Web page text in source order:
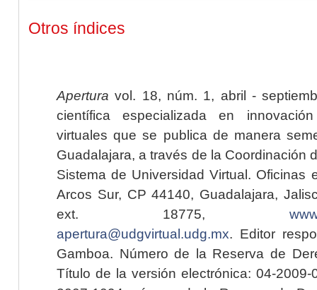
Otros índices
Apertura vol. 18, núm. 1, abril -
científica especializada en
virtuales que se publica de manera
Guadalajara, a través de la Coordinación
Sistema de Universidad Virtual. Oficinas
Arcos Sur, CP 44140, Guadalajara,
ext. 18775,
apertura@udgvirtual.udg.mx. Editor
Gamboa. Número de la Reserva de
Título de la versión electrónica: 04-2009-